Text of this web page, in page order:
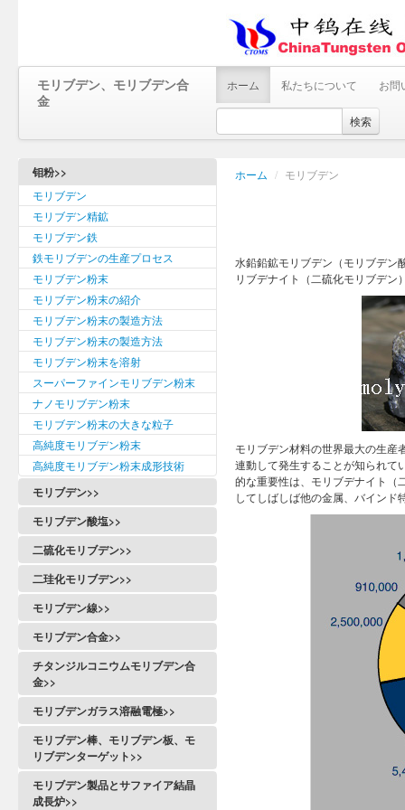
モリブデン、モリブデン合
金
ホーム 私たちについて お問
検索
钼粉>>
モリブデン
モリブデン精鉱
モリブデン鉄
鉄モリブデンの生産プロセス
モリブデン粉末
モリブデン粉末の紹介
モリブデン粉末の製造方法
モリブデン粉末の製造方法
モリブデン粉末を溶射
スーパーファインモリブデン粉末
ナノモリブデン粉末
モリブデン粉末の大きな粒子
高純度モリブデン粉末
高純度モリブデン粉末成形技術
モリブデン>>
モリブデン酸塩>>
二硫化モリブデン>>
二珪化モリブデン>>
モリブデン線>>
モリブデン合金>>
チタンジルコニウムモリブデン合
金>>
モリブデンガラス溶融電極>>
モリブデン棒、モリブデン板、モ
リブデンターゲット>>
モリブデン製品とサファイア結晶
成長炉>>
ホーム / モリブデン
水鉛鉛鉱モリブデン（モリブデン
リブデナイト（二硫化モリブデ
モリブデン材料の世界最大の生産
連動して発生することが知られて
的な重要性は、モリブデナイト（
してしばしば他の金属、バインド